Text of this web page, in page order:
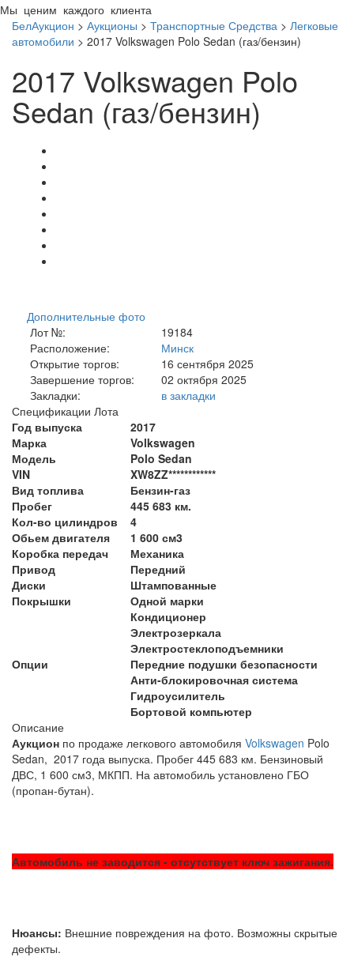
Мы ценим каждого клиента
БелАукцион > Аукционы > Транспортные Средства > Легковые
автомобили > 2017 Volkswagen Polo Sedan (газ/бензин)
2017 Volkswagen Polo
Sedan (газ/бензин)
Дополнительные фото
Лот №:
19184
Расположение:
Минск
Открытие торгов:
16 сентября 2025
Завершение торгов:
02 октября 2025
Закладки:
в закладки
Спецификации Лота
Год выпуска
2017
Марка
Volkswagen
Модель
Polo Sedan
VIN
XW8ZZ************
Вид топлива
Бензин-газ
Пробег
445 683 км.
Кол-во цилиндров
4
Обьем двигателя
1 600 см3
Коробка передач
Механика
Привод
Передний
Диски
Штампованные
Покрышки
Одной марки
Опции
Кондиционер
Электрозеркала
Электростеклоподъемники
Передние подушки безопасности
Анти-блокировочная система
Гидроусилитель
Бортовой компьютер
Описание
Аукцион по продаже легкового автомобиля Volkswagen Polo
Sedan, 2017 года выпуска. Пробег 445 683 км. Бензиновый
ДВС, 1 600 см3, МКПП. На автомобиль установлено ГБО
(пропан-бутан).
Автомобиль не заводится - отсутствует ключ зажигания.
Нюансы: Внешние повреждения на фото. Возможны скрытые
дефекты.